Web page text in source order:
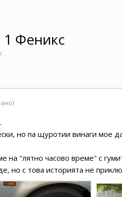
1 Феникс
но па щуротии винаги мое
на "лятно часово време" с
но с това историята не